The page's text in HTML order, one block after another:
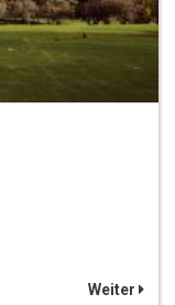
Weiter